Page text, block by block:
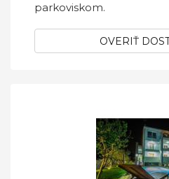
parkoviskom.
OVERIŤ